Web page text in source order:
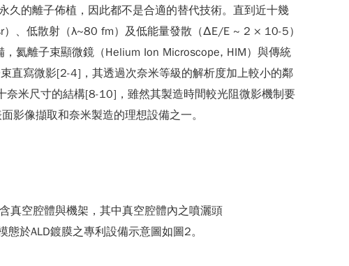
久的離子佈植，因此都不是合適的替代技術。直到近十幾
、低散射（λ~80 fm）及低能量發散（ΔE/E ~ 2 × 10-5）
氦離子束顯微鏡（Helium Ion Microscope, HIM）與傳統
直寫微影[2-4]，其透過次奈米等級的解析度加上較小的鄰
米尺寸的結構[8-10]，雖然其製造時間較光阻微影機制要
影像擷取和奈米製造的理想設備之一。
真空腔體與機架，其中真空腔體內之噴灑頭
於ALD鍍膜之專利設備示意圖如圖2。